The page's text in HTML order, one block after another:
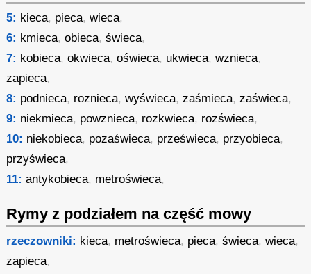
5: kieca, pieca,wieca,
6: kmieca,obieca,świeca,
7: kobieca,okwieca,oświeca, ukwieca,wznieca,
zapieca,
8: podnieca, roznieca,wyświeca,zaśmieca,zaświeca,
9: niekmieca, powznieca, rozkwieca, rozświeca,
10: niekobieca, pozaświeca, prześwieca, przyobieca,
przyświeca,
11: antykobieca, metroświeca,
Rymy z podziałem na część mowy
rzeczowniki: kieca, metroświeca, pieca,świeca,wieca,
zapieca,